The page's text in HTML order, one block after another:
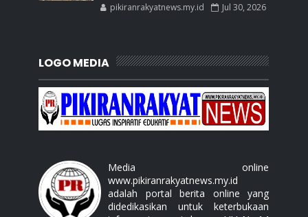
pikiranrakyatnews.my.id Jul 30, 2026
LOGO MEDIA
Media online
www.pikiranrakyatnews.my.id
adalah portal berita online yang
didedikasikan untuk keterbukaan